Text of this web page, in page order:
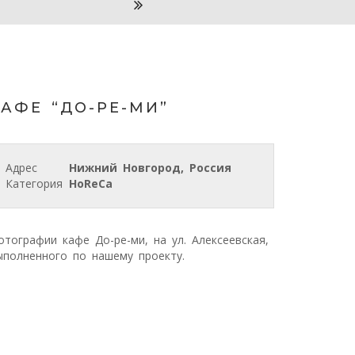
“ДО-РЕ-МИ”
Адрес
Нижний Новгород, Россия
Категория HoReCa
кафе До-ре-ми, на ул. Алексеевская,
по нашему проекту.